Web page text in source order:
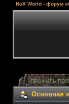
NoX World - форум
ПРОФИЛЬ
Основная